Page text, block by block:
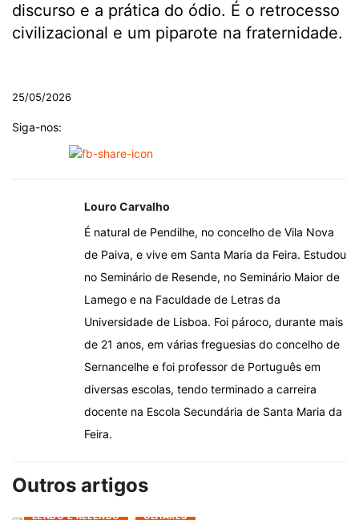
discurso e a prática do ódio. É o retrocesso
civilizacional e um piparote na fraternidade.
25/05/2026
Siga-nos:
Louro Carvalho
É natural de Pendilhe, no concelho de Vila Nova
de Paiva, e vive em Santa Maria da Feira. Estudou
no Seminário de Resende, no Seminário Maior de
Lamego e na Faculdade de Letras da
Universidade de Lisboa. Foi pároco, durante mais
de 21 anos, em várias freguesias do concelho de
Sernancelhe e foi professor de Português em
diversas escolas, tendo terminado a carreira
docente na Escola Secundária de Santa Maria da
Feira.
Outros artigos
LENDO E RELENDO OLHARES